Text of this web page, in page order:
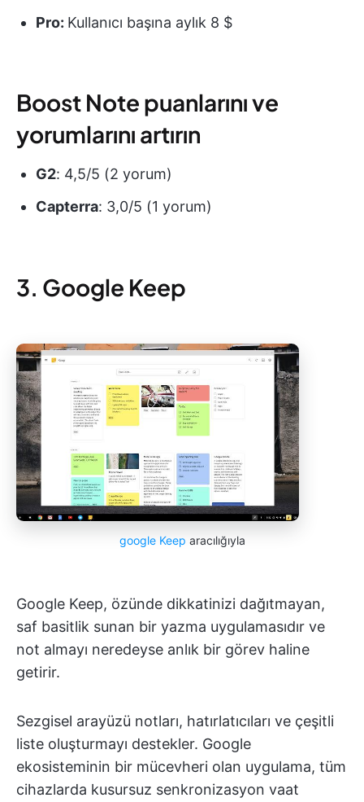
Pro: Kullanıcı başına aylık 8 $
Boost Note puanlarını ve
yorumlarını artırın
G2: 4,5/5 (2 yorum)
Capterra: 3,0/5 (1 yorum)
3. Google Keep
google Keep aracılığıyla
Google Keep, özünde dikkatinizi dağıtmayan,
saf basitlik sunan bir yazma uygulamasıdır ve
not almayı neredeyse anlık bir görev haline
getirir.
Sezgisel arayüzü notları, hatırlatıcıları ve çeşitli
liste oluşturmayı destekler. Google
ekosisteminin bir mücevheri olan uygulama, tüm
cihazlarda kusursuz senkronizasyon vaat